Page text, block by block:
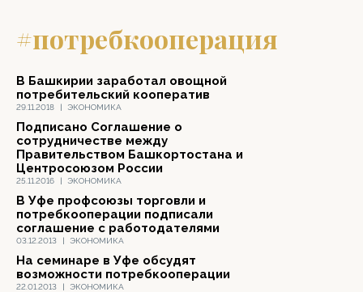
#потребкооперация
29.11.2018 | ЭКОНОМИКА
В Башкирии заработал овощной
потребительский кооператив
25.11.2016 | ЭКОНОМИКА
Подписано Соглашение о
сотрудничестве между
Правительством Башкортостана и
Центросоюзом России
03.12.2013 | ЭКОНОМИКА
В Уфе профсоюзы торговли и
потребкооперации подписали
соглашение с работодателями
22.01.2013 | ЭКОНОМИКА
На семинаре в Уфе обсудят
возможности потребкооперации